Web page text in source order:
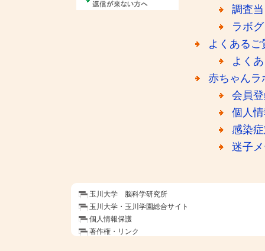
調査
ラボ
よくあるご
よく
赤ちゃん
会員
個人
感染
迷子
玉川大学 脳科学研究所
玉川大学・玉川学園総合サイト
個人情報保護
著作権・リンク